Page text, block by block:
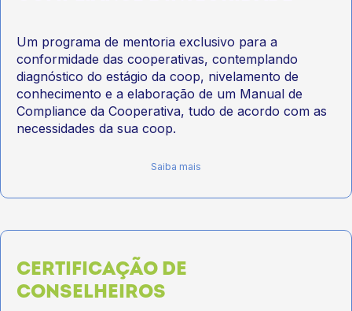
Um programa de mentoria exclusivo para a
conformidade das cooperativas, contemplando
diagnóstico do estágio da coop, nivelamento de
conhecimento e a elaboração de um Manual de
Compliance da Cooperativa, tudo de acordo com as
necessidades da sua coop.
Saiba mais
CERTIFICAÇÃO DE
CONSELHEIROS